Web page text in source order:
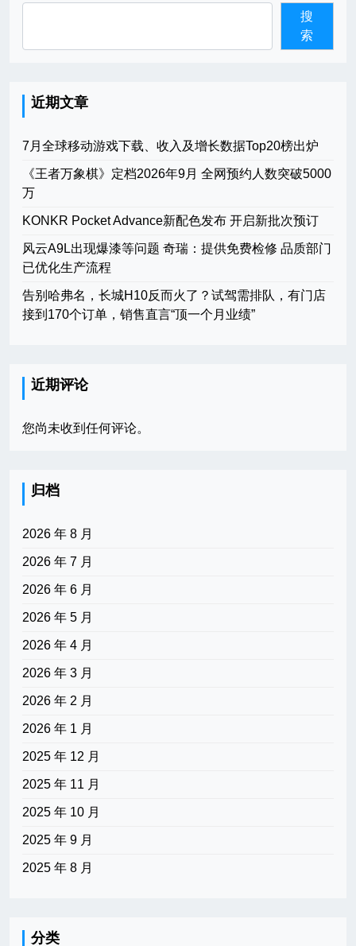
搜
索
近期文章
7月全球移动游戏下载、收入及增长数据Top20榜出炉
《王者万象棋》定档2026年9月 全网预约人数突破5000
万
KONKR Pocket Advance新配色发布 开启新批次预订
风云A9L出现爆漆等问题 奇瑞：提供免费检修 品质部门
已优化生产流程
告别哈弗名，长城H10反而火了？试驾需排队，有门店
接到170个订单，销售直言“顶一个月业绩”
近期评论
您尚未收到任何评论。
归档
2026 年 8 月
2026 年 7 月
2026 年 6 月
2026 年 5 月
2026 年 4 月
2026 年 3 月
2026 年 2 月
2026 年 1 月
2025 年 12 月
2025 年 11 月
2025 年 10 月
2025 年 9 月
2025 年 8 月
分类